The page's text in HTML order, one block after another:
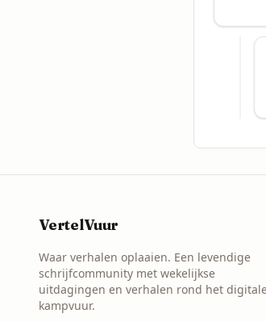
VertelVuur
Waar verhalen oplaaien. Een levendige
schrijfcommunity met wekelijkse
uitdagingen en verhalen rond het
kampvuur.